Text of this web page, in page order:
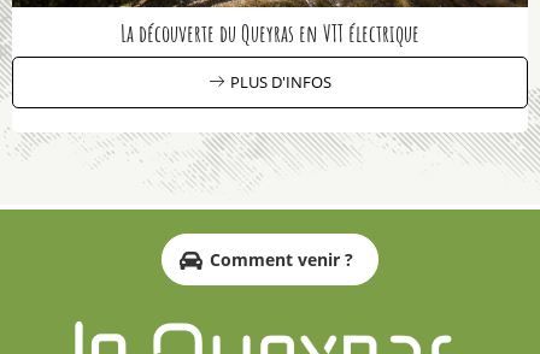
La découverte du Queyras en VTT électrique
PLUS D'INFOS
Comment venir ?